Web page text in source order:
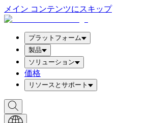
メイン コンテンツにスキップ
プラットフォーム
製品
ソリューション
価格
リソースとサポート
検
索